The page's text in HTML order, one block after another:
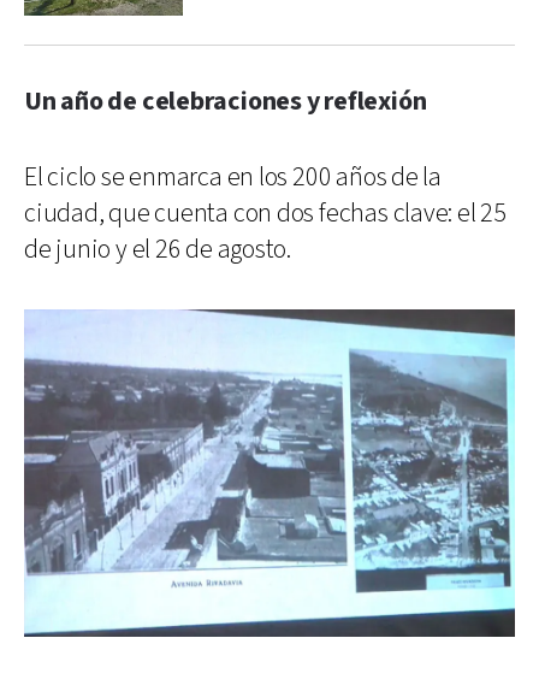
Un año de celebraciones y reflexión
El ciclo se enmarca en los 200 años de la
ciudad, que cuenta con dos fechas clave: el 25
de junio y el 26 de agosto.